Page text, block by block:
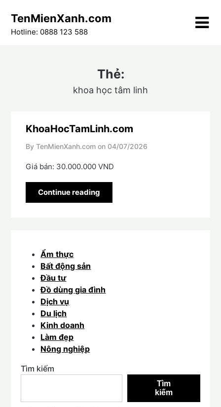
content
TenMienXanh.com
Hotline: 0888 123 588
Thẻ:
khoa học tâm linh
KhoaHocTamLinh.com
By TenMienXanh.com on 04/07/2026
Giá bán: 30.000.000 VND
Continue reading
Ẩm thực
Bất động sản
Đầu tư
Đồ dùng gia đình
Dịch vụ
Du lịch
Kinh doanh
Làm đẹp
Nông nghiệp
Tìm kiếm
Tìm
kiếm